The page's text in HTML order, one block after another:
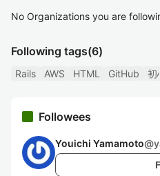
No Organizations you are
Following tags(6)
Rails AWS HTML GitHub 初
Followees
Youichi Yamamoto@